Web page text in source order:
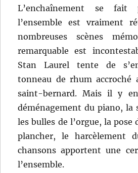
L’enchaînement se
l’ensemble est vraiment
nombreuses scènes
remarquable est
Stan Laurel tente de
tonneau de rhum accroché
saint-bernard. Mais il y
déménagement du piano, la
les bulles de l’orgue, la pose
plancher, le harcèlement
chansons apportent une
l’ensemble.